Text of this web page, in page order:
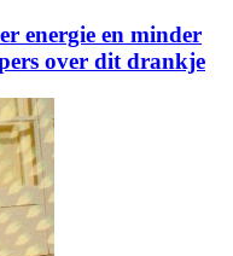
energie en minder
over dit drankje